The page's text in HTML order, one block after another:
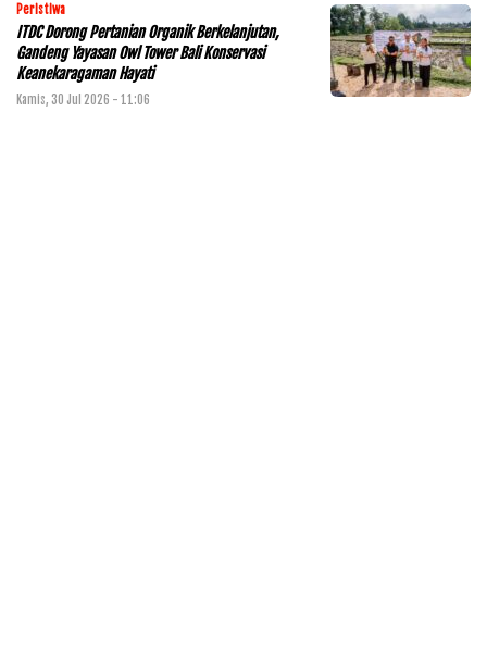
Peristiwa
ITDC Dorong Pertanian Organik Berkelanjutan,
Gandeng Yayasan Owl Tower Bali Konservasi
Keanekaragaman Hayati
Kamis, 30 Jul 2026 - 11:06